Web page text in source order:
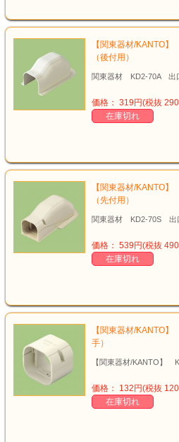
【関東器材/KANTO
（後付用）
関東器材 KD2-70A 出
価格： 319円(税抜
在庫切れ
【関東器材/KANTO
（先付用）
関東器材 KD2-70S 出
価格： 539円(税抜
在庫切れ
【関東器材/KANTO
手）
【関東器材/KANTO】
価格： 132円(税抜
在庫切れ